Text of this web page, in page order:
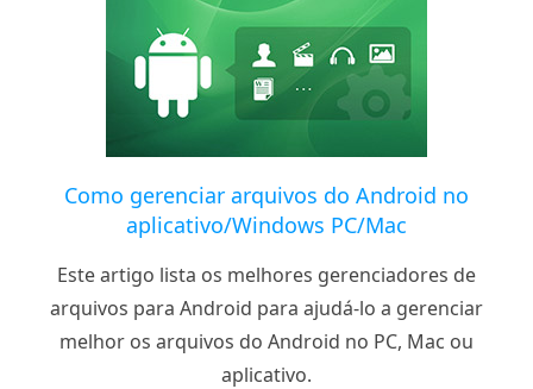
Como gerenciar arquivos do Android no
aplicativo/Windows PC/Mac
Este artigo lista os melhores gerenciadores de
arquivos para Android para ajudá-lo a gerenciar
melhor os arquivos do Android no PC, Mac ou
aplicativo.